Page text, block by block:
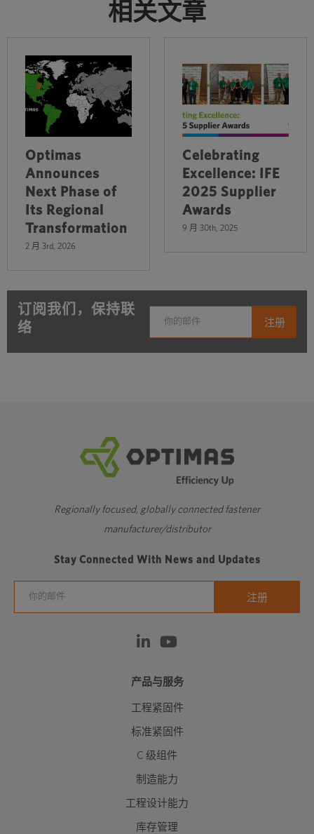
相关文章
Optimas
Announces
Next Phase of
Its Regional
Transformation
2 月 3rd, 2026
Celebrating
Excellence: IFE
2025 Supplier
Awards
9 月 30th, 2025
订阅我们，保持联
络
Regionally focused, globally connected fastener
manufacturer/distributor
Stay Connected With News and Updates
产品与服务
工程紧固件
标准紧固件
C 级组件
制造能力
工程设计能力
库存管理